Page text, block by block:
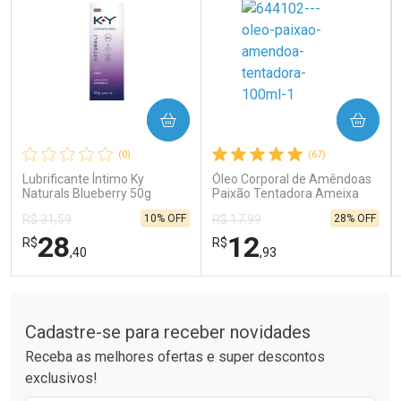
Comprar sem Desconto
Por R$ 14,39/cada
Comprar sem Desconto
Por R$ 14,39/cada
Comprar sem Desconto
Por R$ 189,99/cada
Comprar sem Desconto
Por R$ 189,99/cada
(0)
Lubrificante Íntimo Ky
Naturals Blueberry 50g
R$ 31,59
R$28,40
10% OFF
COMPRAR
Laboratório
Por Menos
(67)
Óleo Corporal de Amêndoas
Paixão Tentadora Ameixa
R$ 17,99
R$12,93
28% OFF
COMPRAR
Laboratório
Por Menos
Cadastre-se para receber novidades
Receba as melhores ofertas e super descontos
exclusivos!